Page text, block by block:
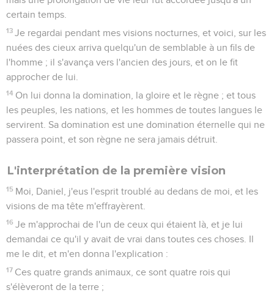
certain temps.
13 Je regardai pendant mes visions nocturnes, et voici, sur les
nuées des cieux arriva quelqu'un de semblable à un fils de
l'homme ; il s'avança vers l'ancien des jours, et on le fit
approcher de lui.
14 On lui donna la domination, la gloire et le règne ; et tous
les peuples, les nations, et les hommes de toutes langues le
servirent. Sa domination est une domination éternelle qui ne
passera point, et son règne ne sera jamais détruit.
L'interprétation de la première vision
15 Moi, Daniel, j'eus l'esprit troublé au dedans de moi, et les
visions de ma tête m'effrayèrent.
16 Je m'approchai de l'un de ceux qui étaient là, et je lui
demandai ce qu'il y avait de vrai dans toutes ces choses. Il
me le dit, et m'en donna l'explication :
17 Ces quatre grands animaux, ce sont quatre rois qui
s'élèveront de la terre ;